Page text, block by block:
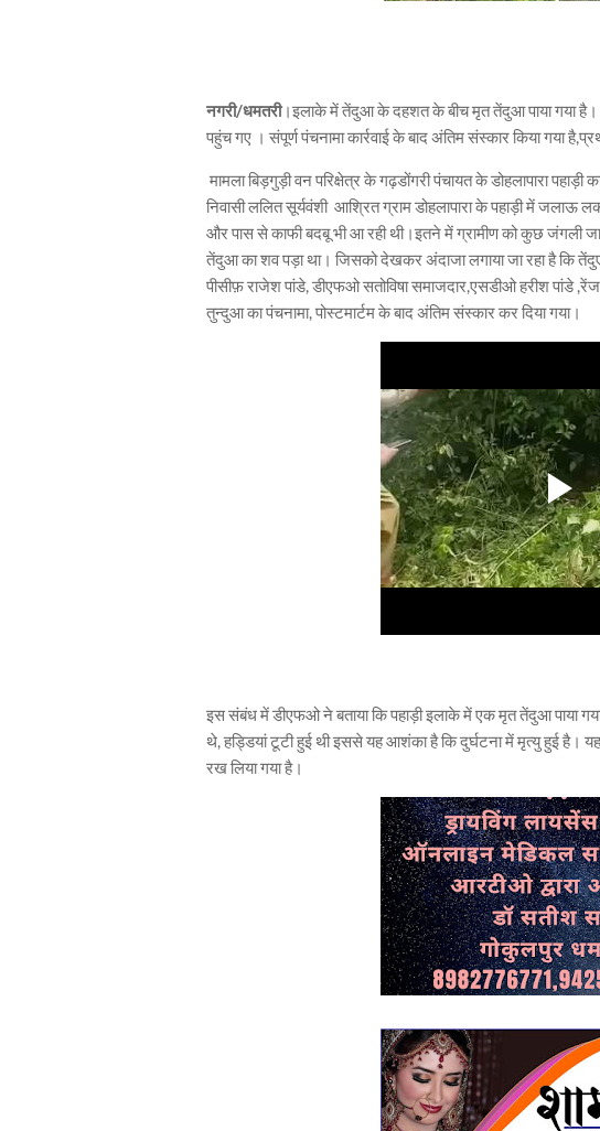
नगरी/धमतरी।इलाके में तेंदुआ के दहशत के बीच मृत तेंदुआ पाया गया है।
पहुंच गए । संपूर्ण पंचनामा कार्रवाई के बाद अंतिम संस्कार किया गया
मामला बिड़गुड़ी वन परिक्षेत्र के गढ़डोंगरी पंचायत के डोहलापारा पहाड़ी
निवासी ललित सूर्यवंशी आश्रित ग्राम डोहलापारा के पहाड़ी में जलाऊ
और पास से काफी बदबू भी आ रही थी।इतने में ग्रामीण को कुछ जंगली
तेंदुआ का शव पड़ा था। जिसको देखकर अंदाजा लगाया जा रहा है कि
पीसीफ़ राजेश पांडे, डीएफओ सतोविषा समाजदार,एसडीओ हरीश पांडे
तुन्दुआ का पंचनामा, पोस्टमार्टम के बाद अंतिम संस्कार कर दिया गया।
इस संबंध में डीएफओ ने बताया कि पहाड़ी इलाके में एक मृत तेंदुआ पाया
थे, हड्डियां टूटी हुई थी इससे यह आशंका है कि दुर्घटना में मृत्यु हुई है।
रख लिया गया है।